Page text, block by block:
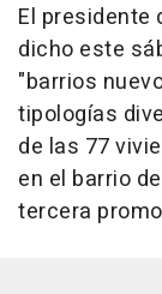
El presidente
dicho este
"barrios
tipologías
de las 77
en el barrio
tercera